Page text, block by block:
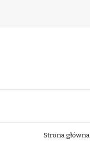
Strona główna